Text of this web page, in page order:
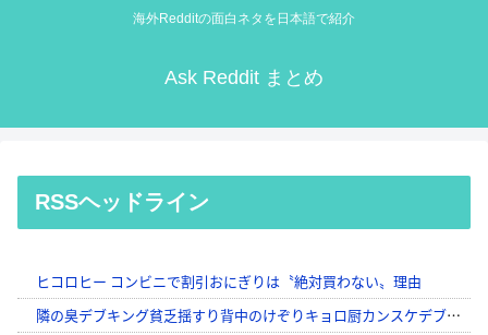
海外Redditの面白ネタを日本語で紹介
Ask Reddit まとめ
RSSヘッドライン